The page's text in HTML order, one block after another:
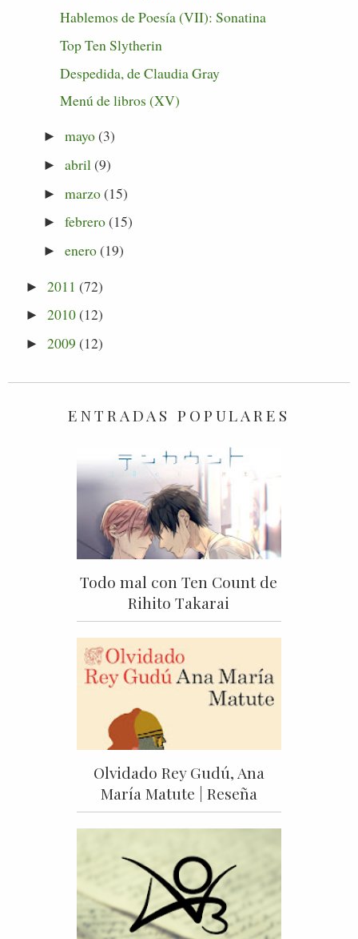
Hablemos de Poesía (VII): Sonatina
Top Ten Slytherin
Despedida, de Claudia Gray
Menú de libros (XV)
► mayo(3)
► abril (9)
► marzo(15)
► febrero(15)
► enero(19)
►2011 (72)
►2010(12)
►2009 (12)
ENTRADAS POPULARES
Todo mal con Ten Count de
Rihito Takarai
Olvidado Rey Gudú, Ana
María Matute | Reseña